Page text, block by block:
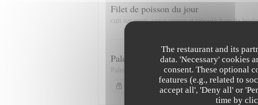
The restaurant and its
data. 'Necessary' cookies
consent. These optional
features (e.g., related to
accept all', 'Deny all' or
time by
Filet de poisson du jour
cuit sur peau, sauce vierge et taboulé frais de
Paleron de boeuf confit 7 heures
Paleron confit et snacké, purée de pommes de